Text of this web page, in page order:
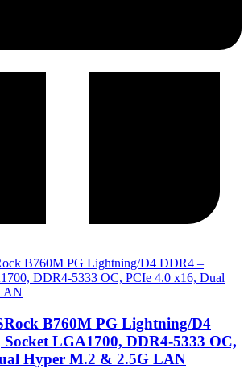
B760M PG Lightning/D4
LGA1700, DDR4-5333 OC,
Hyper M.2 & 2.5G LAN